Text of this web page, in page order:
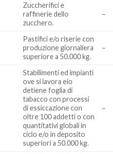
Zuccherifici e
raffinerie dello
zucchero.
–
Pastifici e/o riserie con
produzione giornaliera
superiore a 50.000 kg.
–
Stabilimenti ed impianti
ove si lavora eio
detiene foglia di
tabacco con processi
di essiccazione con
oltre 100 addetti o con
quantitativi globali in
ciclo e/o in deposito
superiori a 50.000 kg.
–